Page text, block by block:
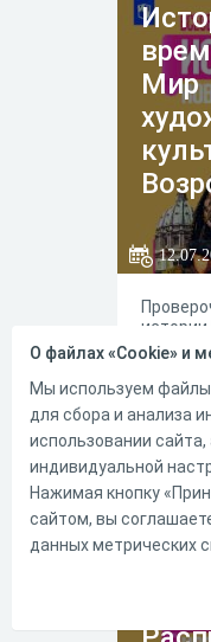
Мир
истории
класс
А.
О файлах «Cookie» и
Мы используем файлы
для сбора и анализа
использовании
индивидуальной
Нажимая кнопку
сайтом, вы
данных метрических